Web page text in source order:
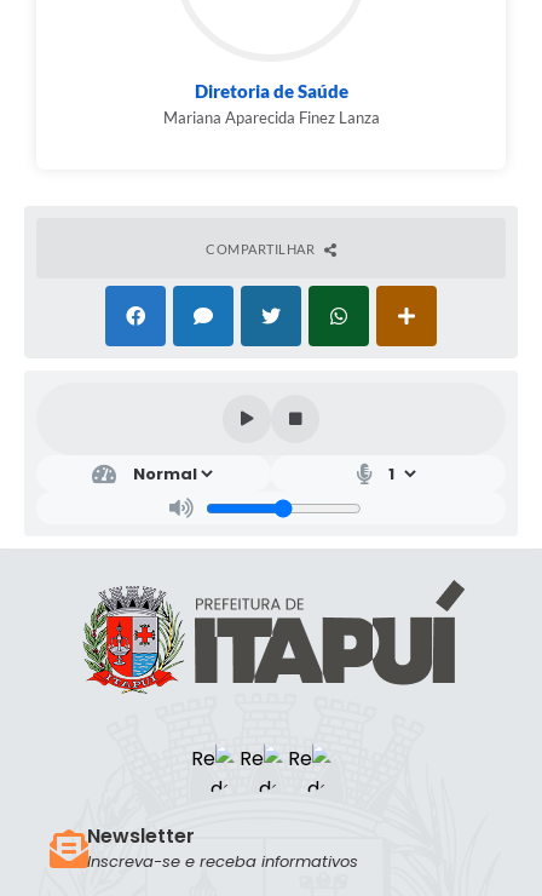
Diretoria de Saúde
Mariana Aparecida Finez Lanza
COMPARTILHAR
Newsletter
Inscreva-se e receba informativos